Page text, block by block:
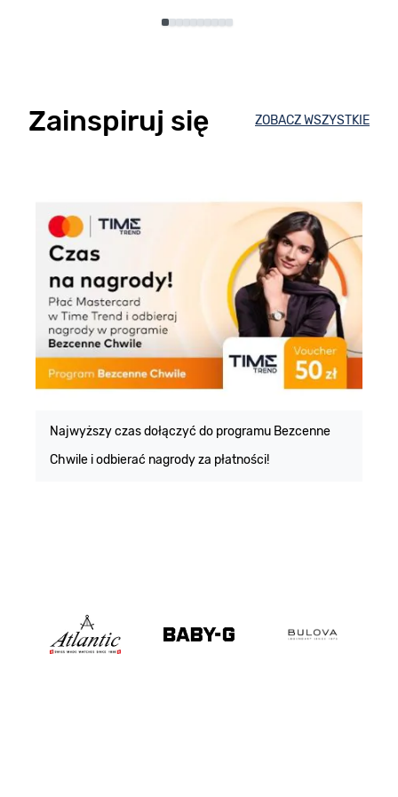
Zainspiruj się ZOBACZ WSZYSTKIE
Najwyższy czas dołączyć do programu Bezcenne
Chwile i odbierać nagrody za płatności!